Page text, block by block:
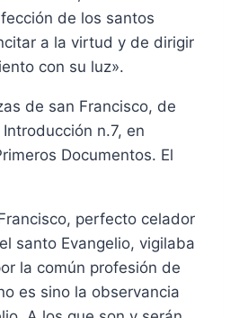
de los santos
a la virtud y de dirigir
con su luz».
de san Francisco, de
n.7, en
Documentos. El
perfecto celador
santo Evangelio, vigilaba
la común profesión de
es sino la observancia